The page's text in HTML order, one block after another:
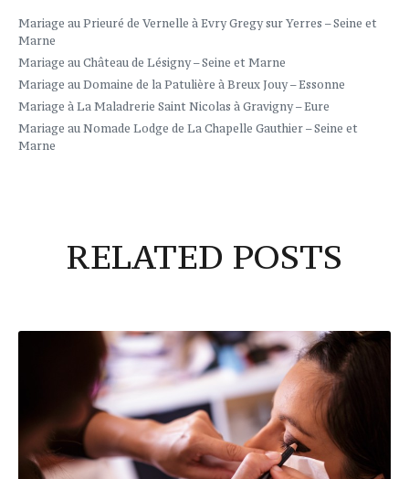
Mariage au Prieuré de Vernelle à Evry Gregy sur Yerres – Seine et
Marne
Mariage au Château de Lésigny – Seine et Marne
Mariage au Domaine de la Patulière à Breux Jouy – Essonne
Mariage à La Maladrerie Saint Nicolas à Gravigny – Eure
Mariage au Nomade Lodge de La Chapelle Gauthier – Seine et
Marne
RELATED POSTS